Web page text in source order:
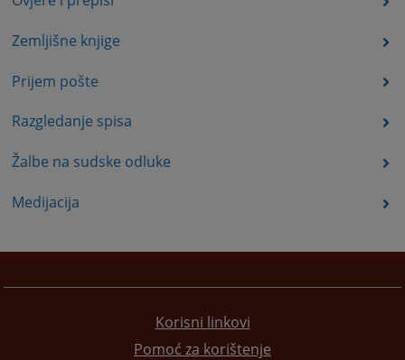
Zemljišne knjige
Prijem pošte
Razgledanje spisa
Žalbe na sudske odluke
Medijacija
Korisni linkovi
Pomoć za korištenje